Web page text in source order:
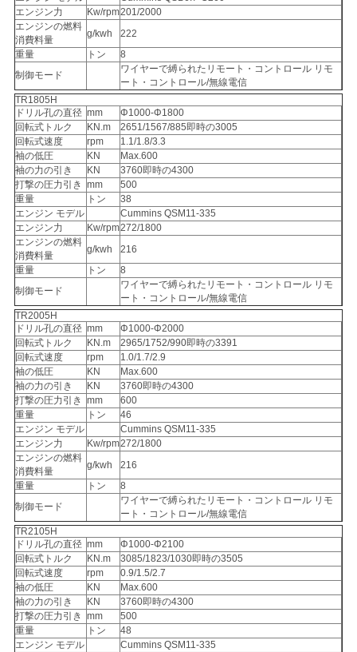
エンジン力
Kw/rpm201/2000
エンジンの燃料
消費料量
g/kwh
222
重量
トン
8
制御モード
ワイヤーで縛られたリモート・コントロール リモ
ート・コントロール/無線電信
TR1805H
ドリル孔の直径 mm
Φ1000-Φ1800
回転式トルク
KN.m
2651/1567/885即時の3005
回転式速度
rpm
1.1/1.8/3.3
袖の低圧
KN
Max.600
袖の力の引き
KN
3760即時の4300
打撃の圧力引き mm
500
重量
トン
38
エンジン モデル
Cummins QSM11-335
エンジン力
Kw/rpm272/1800
エンジンの燃料
消費料量
g/kwh
216
重量
トン
8
制御モード
ワイヤーで縛られたリモート・コントロール リモ
ート・コントロール/無線電信
TR2005H
ドリル孔の直径 mm
Φ1000-Φ2000
回転式トルク
KN.m
2965/1752/990即時の3391
回転式速度
rpm
1.0/1.7/2.9
袖の低圧
KN
Max.600
袖の力の引き
KN
3760即時の4300
打撃の圧力引き mm
600
重量
トン
46
エンジン モデル
Cummins QSM11-335
エンジン力
Kw/rpm272/1800
エンジンの燃料
消費料量
g/kwh
216
重量
トン
8
制御モード
ワイヤーで縛られたリモート・コントロール リモ
ート・コントロール/無線電信
TR2105H
ドリル孔の直径 mm
Φ1000-Φ2100
回転式トルク
KN.m
3085/1823/1030即時の3505
回転式速度
rpm
0.9/1.5/2.7
袖の低圧
KN
Max.600
袖の力の引き
KN
3760即時の4300
打撃の圧力引き mm
500
重量
トン
48
エンジン モデル
Cummins QSM11-335